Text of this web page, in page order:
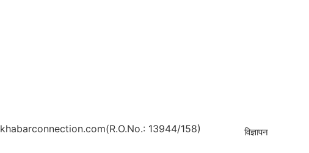
khabarconnection.com(R.O.No.: 13944/158) विज्ञापन